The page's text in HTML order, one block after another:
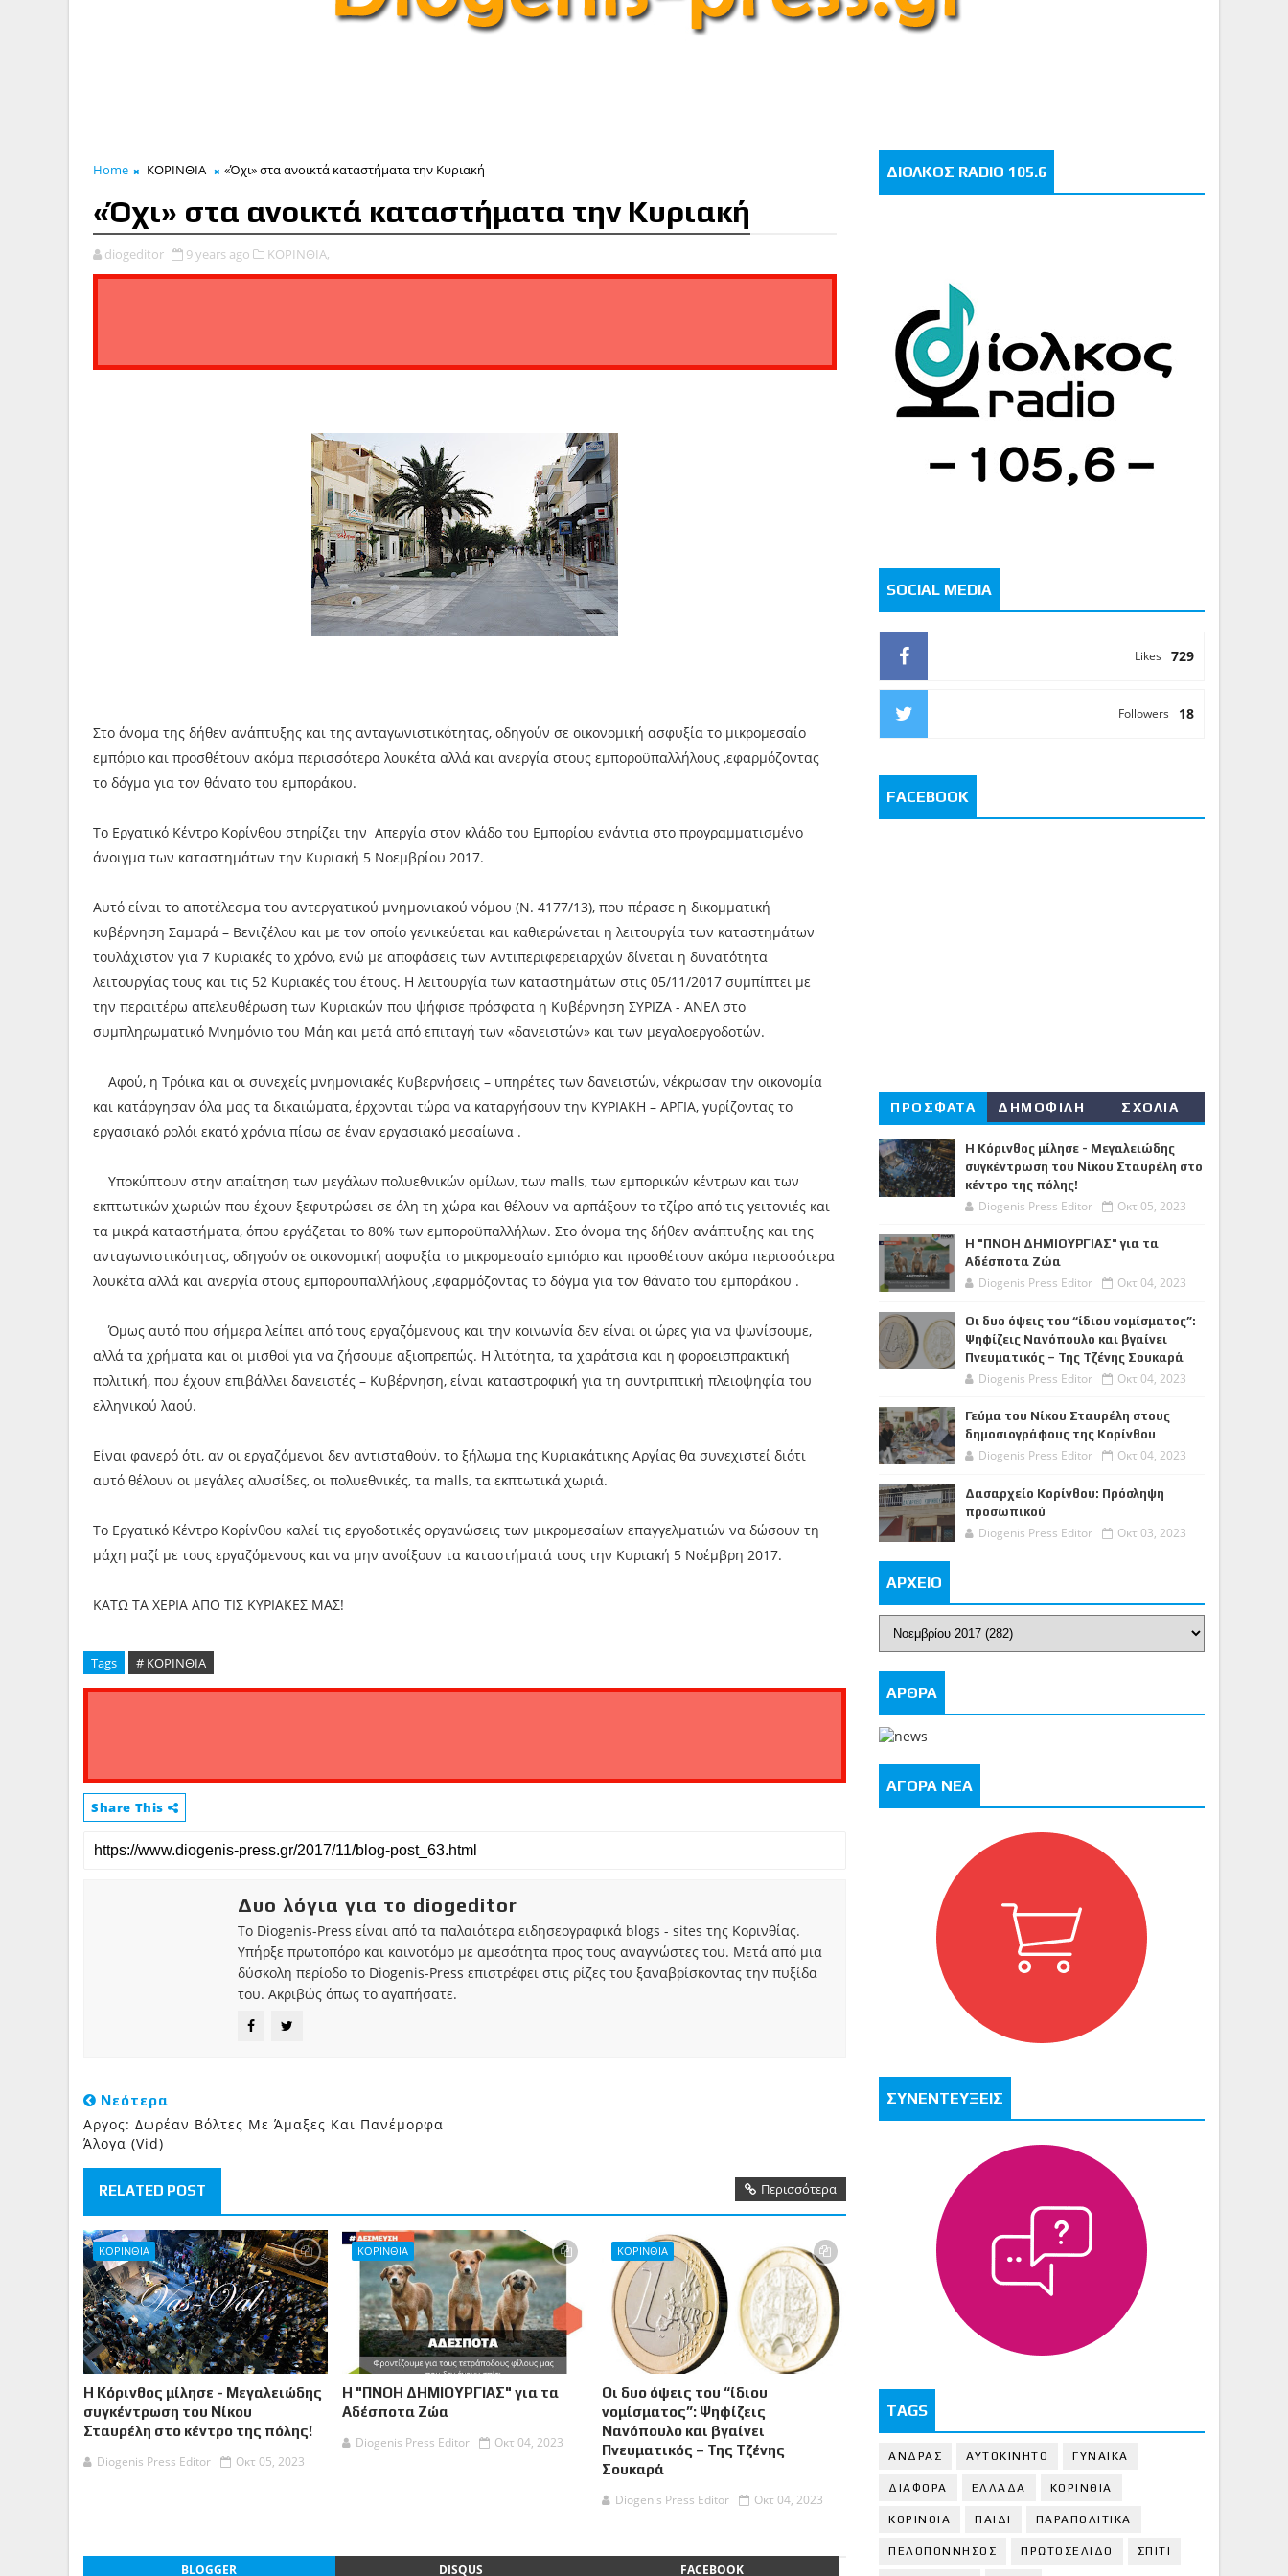
Home ΚΟΡΙΝΘΙΑ «Όχι» στα ανοικτά καταστήματα την Κυριακή
«Όχι» στα ανοικτά καταστήματα την Κυριακή
diogeditor 9 years ago ΚΟΡΙΝΘΙΑ,
Στο όνομα της δήθεν ανάπτυξης και της ανταγωνιστικότητας, οδηγούν σε οικονομική ασφυξία το μικρομεσαίο
εμπόριο και προσθέτουν ακόμα περισσότερα λουκέτα αλλά και ανεργία στους εμποροϋπαλλήλους ,εφαρμόζοντας
το δόγμα για τον θάνατο του εμποράκου.
Το Εργατικό Κέντρο Κορίνθου στηρίζει την Απεργία στον κλάδο του Εμπορίου ενάντια στο προγραμματισμένο
άνοιγμα των καταστημάτων την Κυριακή 5 Νοεμβρίου 2017.
Αυτό είναι το αποτέλεσμα του αντεργατικού μνημονιακού νόμου (Ν. 4177/13), που πέρασε η δικομματική
κυβέρνηση Σαμαρά – Βενιζέλου και με τον οποίο γενικεύεται και καθιερώνεται η λειτουργία των καταστημάτων
τουλάχιστον για 7 Κυριακές το χρόνο, ενώ με αποφάσεις των Αντιπεριφερειαρχών δίνεται η δυνατότητα
λειτουργίας τους και τις 52 Κυριακές του έτους. Η λειτουργία των καταστημάτων στις 05/11/2017 συμπίπτει με
την περαιτέρω απελευθέρωση των Κυριακών που ψήφισε πρόσφατα η Κυβέρνηση ΣΥΡΙΖΑ - ΑΝΕΛ στο
συμπληρωματικό Μνημόνιο του Μάη και μετά από επιταγή των «δανειστών» και των μεγαλοεργοδοτών.
Αφού, η Τρόικα και οι συνεχείς μνημονιακές Κυβερνήσεις – υπηρέτες των δανειστών, νέκρωσαν την οικονομία
και κατάργησαν όλα μας τα δικαιώματα, έρχονται τώρα να καταργήσουν την ΚΥΡΙΑΚΗ – ΑΡΓΙΑ, γυρίζοντας το
εργασιακό ρολόι εκατό χρόνια πίσω σε έναν εργασιακό μεσαίωνα .
Υποκύπτουν στην απαίτηση των μεγάλων πολυεθνικών ομίλων, των malls, των εμπορικών κέντρων και των
εκπτωτικών χωριών που έχουν ξεφυτρώσει σε όλη τη χώρα και θέλουν να αρπάξουν το τζίρο από τις γειτονιές και
τα μικρά καταστήματα, όπου εργάζεται το 80% των εμποροϋπαλλήλων. Στο όνομα της δήθεν ανάπτυξης και της
ανταγωνιστικότητας, οδηγούν σε οικονομική ασφυξία το μικρομεσαίο εμπόριο και προσθέτουν ακόμα περισσότερα
λουκέτα αλλά και ανεργία στους εμποροϋπαλλήλους ,εφαρμόζοντας το δόγμα για τον θάνατο του εμποράκου .
Όμως αυτό που σήμερα λείπει από τους εργαζόμενους και την κοινωνία δεν είναι οι ώρες για να ψωνίσουμε,
αλλά τα χρήματα και οι μισθοί για να ζήσουμε αξιοπρεπώς. Η λιτότητα, τα χαράτσια και η φοροεισπρακτική
πολιτική, που έχουν επιβάλλει δανειστές – Κυβέρνηση, είναι καταστροφική για τη συντριπτική πλειοψηφία του
ελληνικού λαού.
Είναι φανερό ότι, αν οι εργαζόμενοι δεν αντισταθούν, το ξήλωμα της Κυριακάτικης Αργίας θα συνεχιστεί διότι
αυτό θέλουν οι μεγάλες αλυσίδες, οι πολυεθνικές, τα malls, τα εκπτωτικά χωριά.
Το Εργατικό Κέντρο Κορίνθου καλεί τις εργοδοτικές οργανώσεις των μικρομεσαίων επαγγελματιών να δώσουν τη
μάχη μαζί με τους εργαζόμενους και να μην ανοίξουν τα καταστήματά τους την Κυριακή 5 Νοέμβρη 2017.
ΚΑΤΩ ΤΑ ΧΕΡΙΑ ΑΠΟ ΤΙΣ ΚΥΡΙΑΚΕΣ ΜΑΣ!
Tags # ΚΟΡΙΝΘΙΑ
Share This
Δυο λόγια για το diogeditor
Το Diogenis-Press είναι από τα παλαιότερα ειδησεογραφικά blogs - sites της Κορινθίας.
Υπήρξε πρωτοπόρο και καινοτόμο με αμεσότητα προς τους αναγνώστες του. Μετά από μια
δύσκολη περίοδο το Diogenis-Press επιστρέφει στις ρίζες του ξαναβρίσκοντας την πυξίδα
του. Ακριβώς όπως το αγαπήσατε.
Νεότερα
Aργος: Δωρέαν Βόλτες Με Άμαξες Και Πανέμορφα
Άλογα (vid)
RELATED POST Περισσότερα
ΚΟΡΙΝΘΙΑ
Η Κόρινθος μίλησε - Μεγαλειώδης
συγκέντρωση του Νίκου
Σταυρέλη στο κέντρο της πόλης!
Diogenis Press Editor
Οκτ 05, 2023
ΚΟΡΙΝΘΙΑ
Η "ΠΝΟΗ ΔΗΜΙΟΥΡΓΙΑΣ" για τα
Αδέσποτα Ζώα
Diogenis Press Editor
Οκτ 04, 2023
ΚΟΡΙΝΘΙΑ
Οι δυο όψεις του “ίδιου
νομίσματος”: Ψηφίζεις
Νανόπουλο και βγαίνει
Πνευματικός – Της Τζένης
Σουκαρά
Diogenis Press Editor
Οκτ 04, 2023
BLOGGER DISQUS FACEBOOK
ΔΙΟΛΚΟΣ RADIO 105.6
SOCIAL MEDIA
729
Likes
18
Followers
FACEBOOK
ΠΡΟΣΦΑΤΑ ΔΗΜΟΦΙΛΗ ΣΧΟΛΙΑ
Η Κόρινθος μίλησε - Μεγαλειώδης
συγκέντρωση του Νίκου Σταυρέλη στο
κέντρο της πόλης!
Diogenis Press Editor Οκτ 05, 2023
Η "ΠΝΟΗ ΔΗΜΙΟΥΡΓΙΑΣ" για τα
Αδέσποτα Ζώα
Diogenis Press Editor Οκτ 04, 2023
Οι δυο όψεις του “ίδιου νομίσματος”:
Ψηφίζεις Νανόπουλο και βγαίνει
Πνευματικός – Της Τζένης Σουκαρά
Diogenis Press Editor Οκτ 04, 2023
Γεύμα του Νίκου Σταυρέλη στους
δημοσιογράφους της Κορίνθου
Diogenis Press Editor Οκτ 04, 2023
Δασαρχείο Κορίνθου: Πρόσληψη
προσωπικού
Diogenis Press Editor Οκτ 03, 2023
ΑΡΧΕΙΟ
ΑΡΘΡΑ
ΑΓΟΡΑ ΝΕΑ
ΣΥΝΕΝΤΕΥΞΕΙΣ
TAGS
ΑΝΔΡΑΣ ΑΥΤΟΚΙΝΗΤΟ ΓΥΝΑΙΚΑ
ΔΙΑΦΟΡΑ ΕΛΛΑΔΑ ΚΟΡΙΝΘΙΑ
ΚΟΡΙΝΘΙA ΠΑΙΔΙ ΠΑΡΑΠΟΛΙΤΙΚΑ
ΠΕΛΟΠΟΝΝΗΣΟΣ ΠΡΩΤΟΣΕΛΙΔΟ ΣΠΙΤΙ